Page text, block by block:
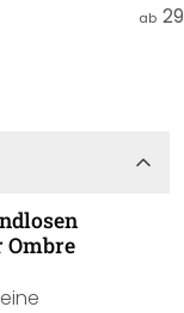
ab
Ombre